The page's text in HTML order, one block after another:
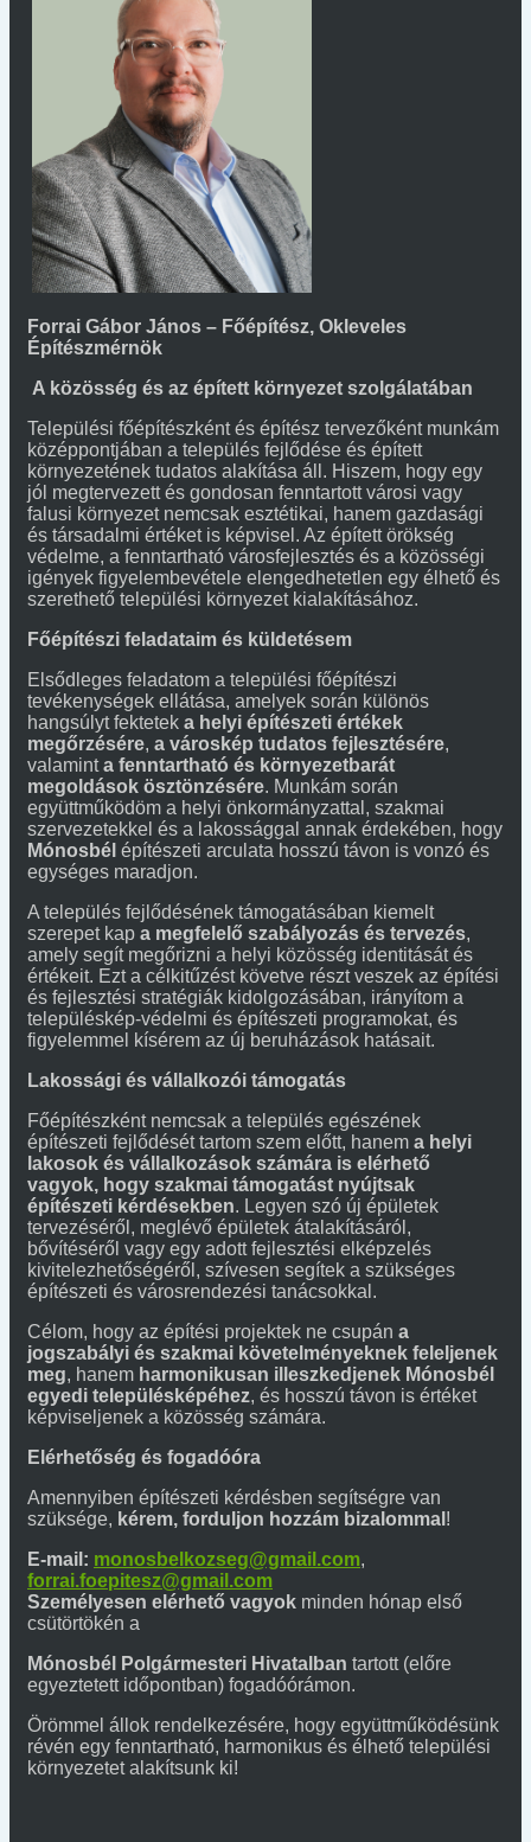
Forrai Gábor János – Főépítész, Okleveles
Építészmérnök
A közösség és az épített környezet szolgálatában
Települési főépítészként és építész tervezőként munkám
középpontjában a település fejlődése és épített
környezetének tudatos alakítása áll. Hiszem, hogy egy
jól megtervezett és gondosan fenntartott városi vagy
falusi környezet nemcsak esztétikai, hanem gazdasági
és társadalmi értéket is képvisel. Az épített örökség
védelme, a fenntartható városfejlesztés és a közösségi
igények figyelembevétele elengedhetetlen egy élhető és
szerethető települési környezet kialakításához.
Főépítészi feladataim és küldetésem
Elsődleges feladatom a települési főépítészi
tevékenységek ellátása, amelyek során különös
hangsúlyt fektetek a helyi építészeti értékek
megőrzésére, a városkép tudatos fejlesztésére,
valaminta fenntartható és környezetbarát
megoldások ösztönzésére. Munkám során
együttműködöm a helyi önkormányzattal, szakmai
szervezetekkel és a lakossággal annak érdekében, hogy
Mónosbél építészeti arculata hosszú távon is vonzó és
egységes maradjon.
A település fejlődésének támogatásában kiemelt
szerepet kap a megfelelő szabályozás és tervezés,
amely segít megőrizni a helyi közösség identitását és
értékeit. Ezt a célkitűzést követve részt veszek az építési
és fejlesztési stratégiák kidolgozásában, irányítom a
településkép-védelmi és építészeti programokat, és
figyelemmel kísérem az új beruházások hatásait.
Lakossági és vállalkozói támogatás
Főépítészként nemcsak a település egészének
építészeti fejlődését tartom szem előtt, hanem a helyi
lakosok és vállalkozások számára is elérhető
vagyok, hogy szakmai támogatást nyújtsak
építészeti kérdésekben. Legyen szó új épületek
tervezéséről, meglévő épületek átalakításáról,
bővítéséről vagy egy adott fejlesztési elképzelés
kivitelezhetőségéről, szívesen segítek a szükséges
építészeti és városrendezési tanácsokkal.
Célom, hogy az építési projektek ne csupán a
jogszabályi és szakmai követelményeknek feleljenek
meg, hanem harmonikusan illeszkedjenek Mónosbél
egyedi településképéhez, és hosszú távon is értéket
képviseljenek a közösség számára.
Elérhetőség és fogadóóra
Amennyiben építészeti kérdésben segítségre van
szüksége, kérem, forduljon hozzám bizalommal !
E-mail: monosbelkozseg@gmail.com,
forrai.foepitesz@gmail.com
Személyesen elérhető vagyok minden hónap első
csütörtökén a
Mónosbél Polgármesteri Hivatalban tartott (előre
egyeztetett időpontban) fogadóórámon.
Örömmel állok rendelkezésére, hogy együttműködésünk
révén egy fenntartható, harmonikus és élhető települési
környezetet alakítsunk ki!